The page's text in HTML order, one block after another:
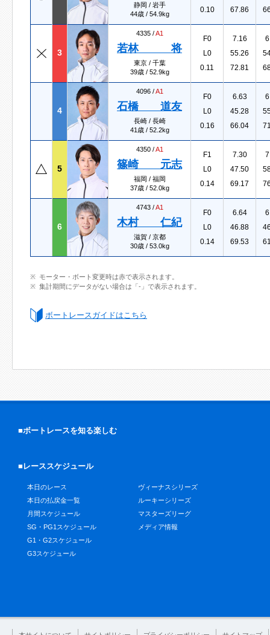
静岡 / 岩手
44歳 / 54.9kg
0.10
67.86
3
4335 /A1
若林 将
東京 / 千葉
39歳 / 52.9kg
F0
L0
0.11
7.16
55.26
72.81
4
4096 /A1
石橋 道友
長崎 / 長崎
41歳 / 52.2kg
F0
L0
0.16
6.63
45.28
66.04
5
4350 /A1
篠崎 元志
福岡 / 福岡
37歳 / 52.0kg
F1
L0
0.14
7.30
47.50
69.17
6
4743 /A1
木村 仁紀
滋賀 / 京都
30歳 / 53.0kg
F0
L0
0.14
6.64
46.88
69.53
モーター・ボート変更時は赤で表示されます。
集計期間にデータがない場合は「-」で表示されます。
ボートレースガイドはこちら
■ボートレースを知る楽しむ
■レーススケジュール
本日のレース
本日の払戻金一覧
月間スケジュール
SG・PG1スケジュール
G1・G2スケジュール
G3スケジュール
ヴィーナスシリーズ
ルーキーシリーズ
マスターズリーグ
メディア情報